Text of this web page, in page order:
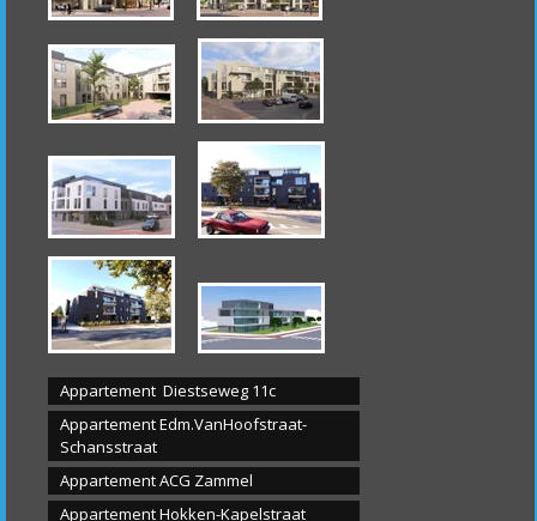
Appartement Diestseweg 11c
Appartement Edm.VanHoofstraat-
Schansstraat
Appartement ACG Zammel
Appartement Hokken-Kapelstraat